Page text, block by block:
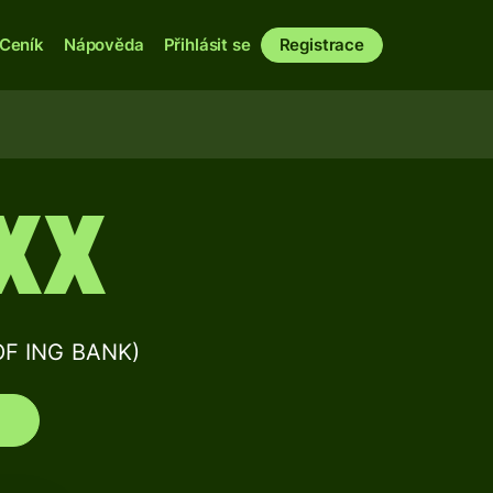
Nápověda Přihlásit se Registrace
ING BANK)